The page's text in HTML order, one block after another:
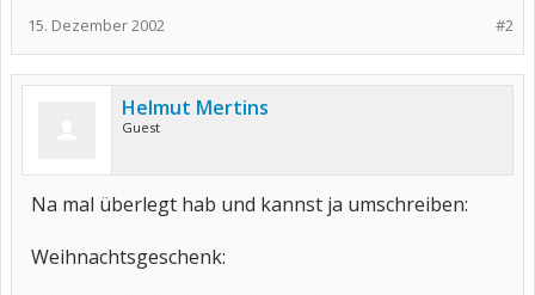
#2
15. Dezember 2002
Helmut Mertins
Guest
Na mal überlegt hab und kannst ja umschreiben:
Weihnachtsgeschenk: